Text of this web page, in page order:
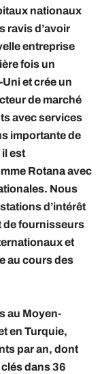
nationaux
ravis d’avoir
entreprise
fois un
et crée un
de marché
avec services
importante de
il est
Rotana avec
Nous
d’intérêt
de fournisseurs
et
au cours des
au Moyen-
en Turquie,
par an, dont
dans 36